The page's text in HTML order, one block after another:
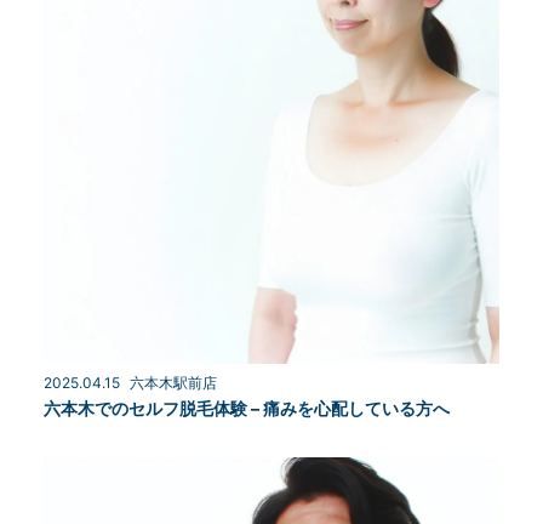
2025.04.15 六本木駅前店
六本木でのセルフ脱毛体験 – 痛みを心配している方へ